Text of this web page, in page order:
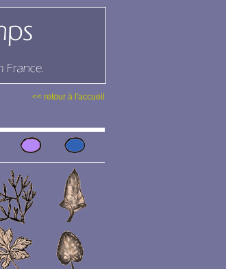
<< retour à l'accueil